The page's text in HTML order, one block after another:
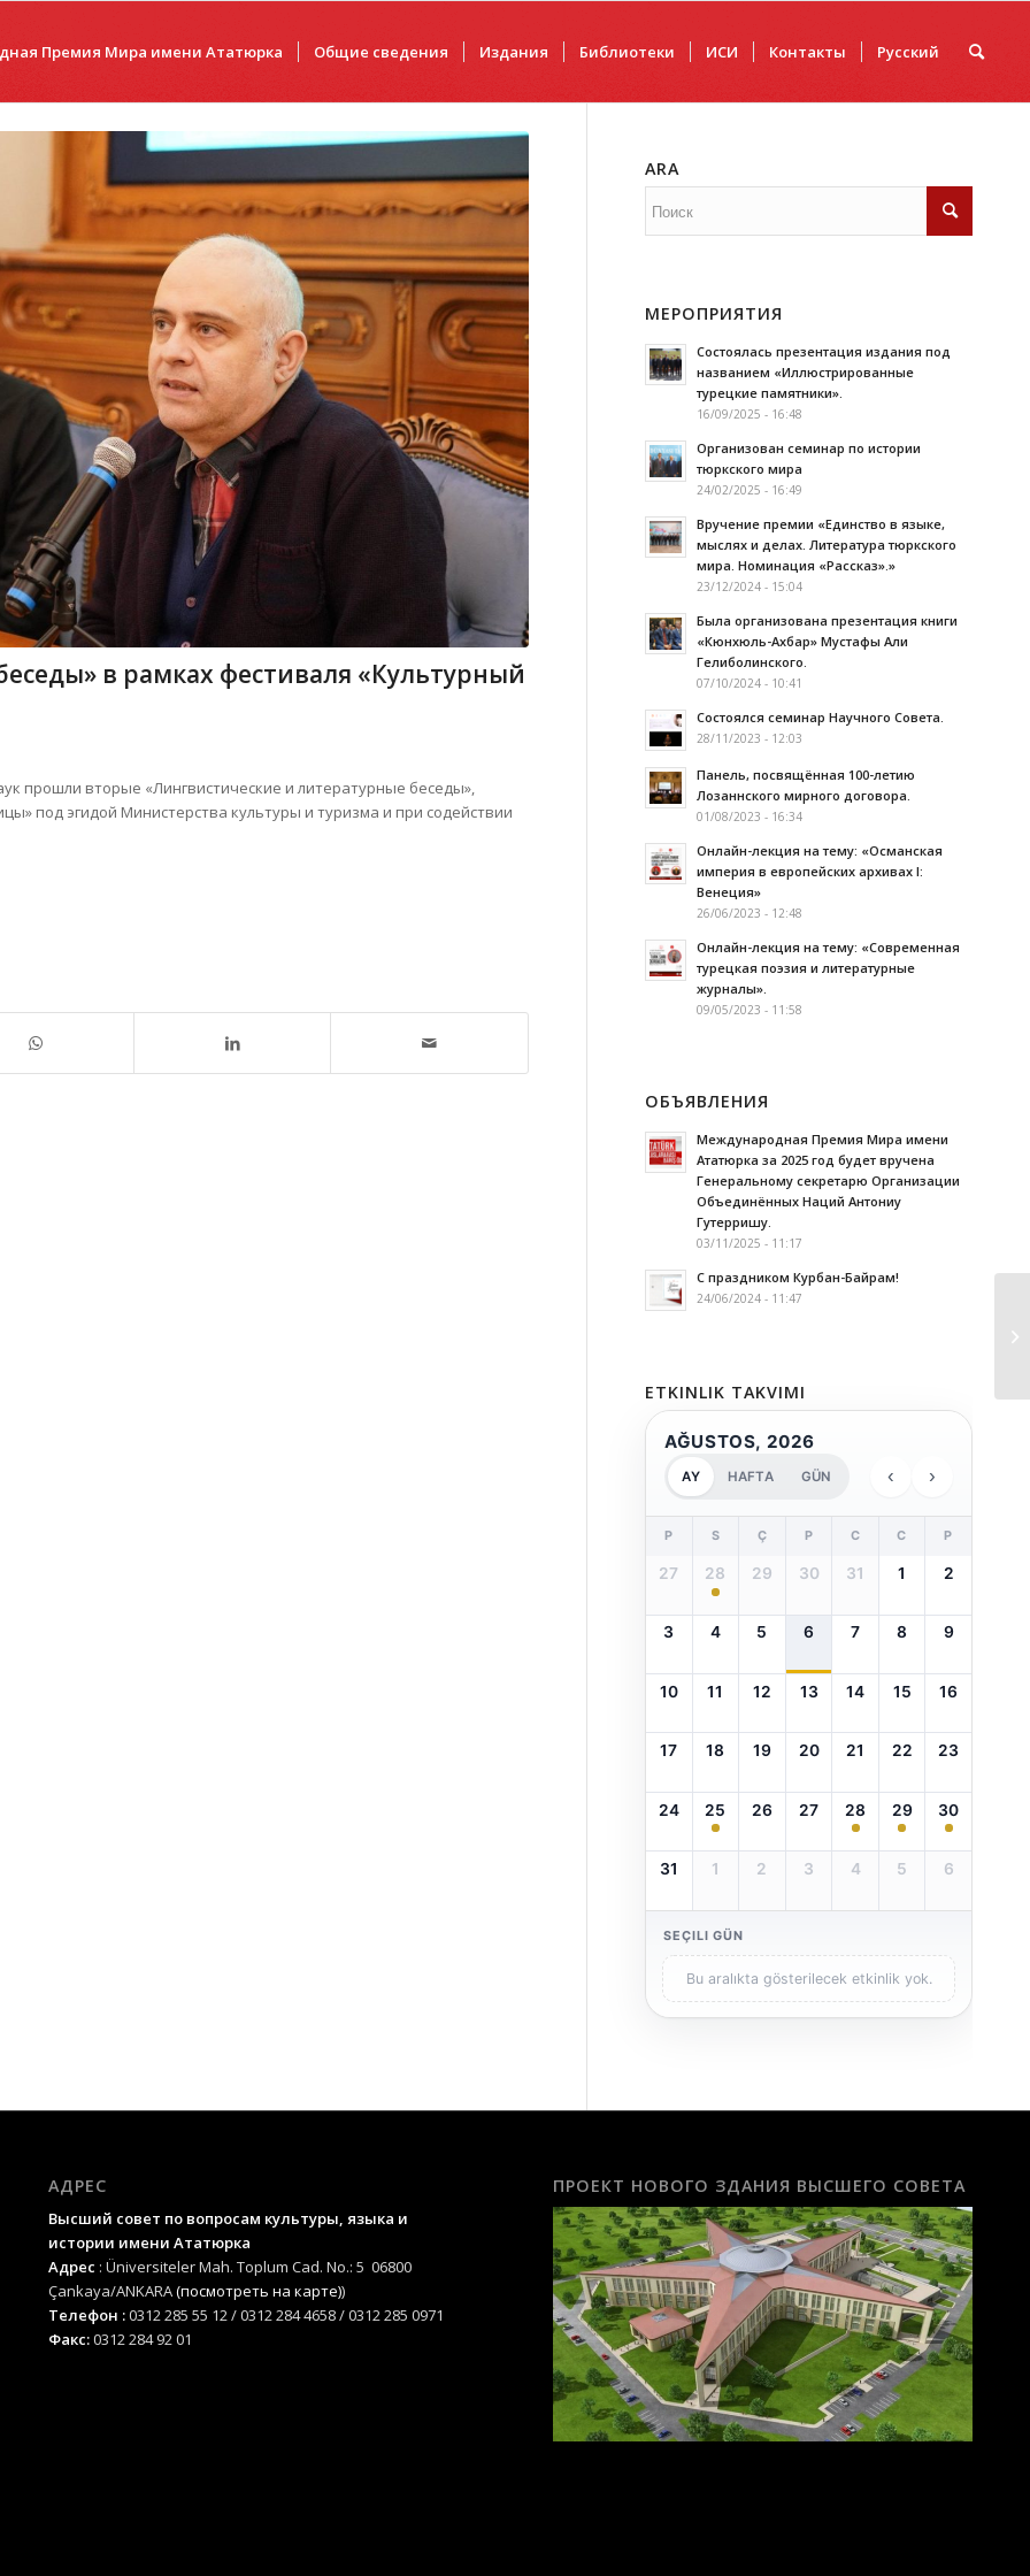
Премия Мира имени Ататюрка Общие сведения Издания Библиотеки ИCИ Контакты Русский
в рамках фестиваля «Культурный
прошли вторые «Лингвистические и литературные беседы»,
под эгидой Министерства культуры и туризма и при содействии
ARA
МЕРОПРИЯТИЯ
Состоялась презентация издания под
названием «Иллюстрированные
турецкие памятники».
16/09/2025 - 16:48
Организован семинар по истории
тюркского мира
24/02/2025 - 16:49
Вручение премии «Единство в языке,
мыслях и делах. Литература тюркского
мира. Номинация «Рассказ».»
23/12/2024 - 15:04
Была организована презентация книги
«Кюнхюль-Ахбар» Мустафы Али
Гелиболинского.
07/10/2024 - 10:41
Состоялся семинар Научного Совета.
28/11/2023 - 12:03
Панель, посвящённая 100-летию
Лозаннского мирного договора.
01/08/2023 - 16:34
Онлайн-лекция на тему: «Османская
империя в европейских архивах I:
Венеция»
26/06/2023 - 12:48
Онлайн-лекция на тему: «Современная
турецкая поэзия и литературные
журналы».
09/05/2023 - 11:58
ОБЪЯВЛЕНИЯ
Международная Премия Мира имени
Ататюрка за 2025 год будет вручена
Генеральному секретарю Организации
Объединённых Наций Антониу
Гутерришу.
03/11/2025 - 11:17
С праздником Курбан-Байрам!
24/06/2024 - 11:47
ETKINLIK TAKVIMI
AĞUSTOS, 2026
AY HAFTA GÜN ‹ ›
P S Ç P C C P
27 28 29 30 31 1 2
3 4 5 6 7 8 9
10 11 12 13 14 15 16
17 18 19 20 21 22 23
24 25 26 27 28 29 30
31 1 2 3 4 5 6
SEÇILI GÜN
Bu aralıkta gösterilecek etkinlik yok.
АДРЕС
Высший совет по вопросам культуры, языка и
истории имени Ататюрка
Адрес : Üniversiteler Mah. Toplum Cad. No.: 5 06800
Çankaya/ANKARA(посмотреть на карте))
Телефон :0312 285 55 12 / 0312 284 4658 / 0312 285 0971
Факс:0312 284 92 01
ПРОЕКТ НОВОГО ЗДАНИЯ ВЫСШЕГО СОВЕТА